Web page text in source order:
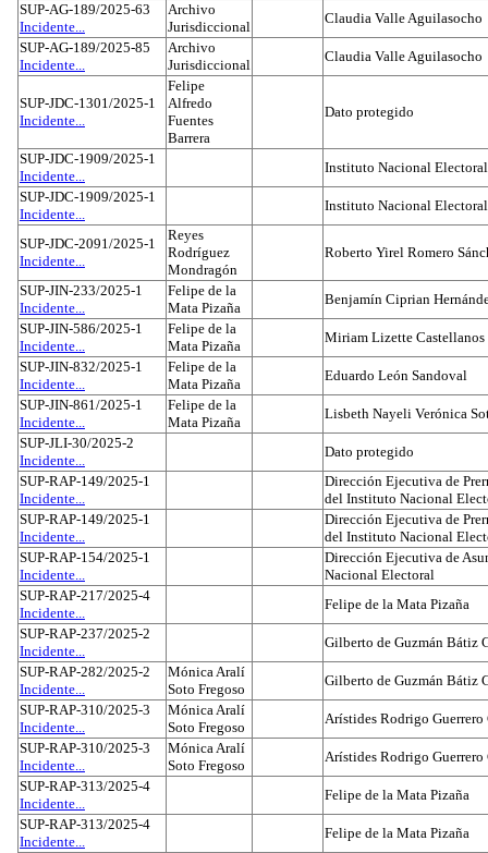
SUP-AG-189/2025-63
Incidente...
Archivo
Jurisdiccional
Claudia Valle Aguilasocho
SUP-AG-189/2025-85
Incidente...
Archivo
Jurisdiccional
Claudia Valle Aguilasocho
SUP-JDC-1301/2025-1
Incidente...
Felipe
Alfredo
Fuentes
Barrera
Dato protegido
SUP-JDC-1909/2025-1
Incidente...
Instituto Nacional Electoral
SUP-JDC-1909/2025-1
Incidente...
Instituto Nacional Electoral
SUP-JDC-2091/2025-1
Incidente...
Reyes
Rodríguez
Mondragón
Roberto Yirel Romero
SUP-JIN-233/2025-1
Incidente...
Felipe de la
Mata Pizaña
Benjamín Ciprian
SUP-JIN-586/2025-1
Incidente...
Felipe de la
Mata Pizaña
Miriam Lizette Castellanos
SUP-JIN-832/2025-1
Incidente...
Felipe de la
Mata Pizaña
Eduardo León Sandoval
SUP-JIN-861/2025-1
Incidente...
Felipe de la
Mata Pizaña
Lisbeth Nayeli Verónica
SUP-JLI-30/2025-2
Incidente...
Dato protegido
SUP-RAP-149/2025-1
Incidente...
Dirección Ejecutiva de
del Instituto Nacional
SUP-RAP-149/2025-1
Incidente...
Dirección Ejecutiva de
del Instituto Nacional
SUP-RAP-154/2025-1
Incidente...
Dirección Ejecutiva de
Nacional Electoral
SUP-RAP-217/2025-4
Incidente...
Felipe de la Mata Pizaña
SUP-RAP-237/2025-2
Incidente...
Gilberto de Guzmán Bátiz
SUP-RAP-282/2025-2
Incidente...
Mónica Aralí
Soto Fregoso
Gilberto de Guzmán Bátiz
SUP-RAP-310/2025-3
Incidente...
Mónica Aralí
Soto Fregoso
Arístides Rodrigo Guerrero
SUP-RAP-310/2025-3
Incidente...
Mónica Aralí
Soto Fregoso
Arístides Rodrigo Guerrero
SUP-RAP-313/2025-4
Incidente...
Felipe de la Mata Pizaña
SUP-RAP-313/2025-4
Incidente...
Felipe de la Mata Pizaña